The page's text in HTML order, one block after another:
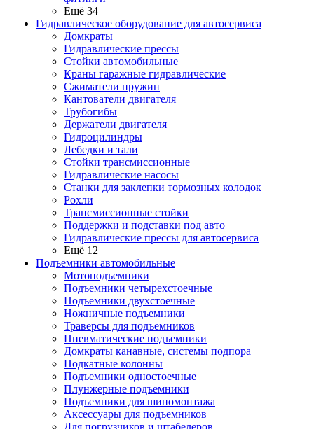
Ещё 34
Гидравлическое оборудование для автосервиса
Домкраты
Гидравлические прессы
Стойки автомобильные
Краны гаражные гидравлические
Сжиматели пружин
Кантователи двигателя
Трубогибы
Держатели двигателя
Гидроцилиндры
Лебедки и тали
Стойки трансмиссионные
Гидравлические насосы
Cтанки для заклепки тормозных колодок
Рохли
Трансмиссионные стойки
Поддержки и подставки под авто
Гидравлические прессы для автосервиса
Ещё 12
Подъемники автомобильные
Мотоподъемники
Подъемники четырехстоечные
Подъемники двухстоечные
Ножничные подъемники
Траверсы для подъемников
Пневматические подъемники
Домкраты канавные, системы подпора
Подкатные колонны
Подъемники одностоечные
Плунжерные подъемники
Подъемники для шиномонтажа
Аксессуары для подъемников
Для погрузчиков и штабелеров